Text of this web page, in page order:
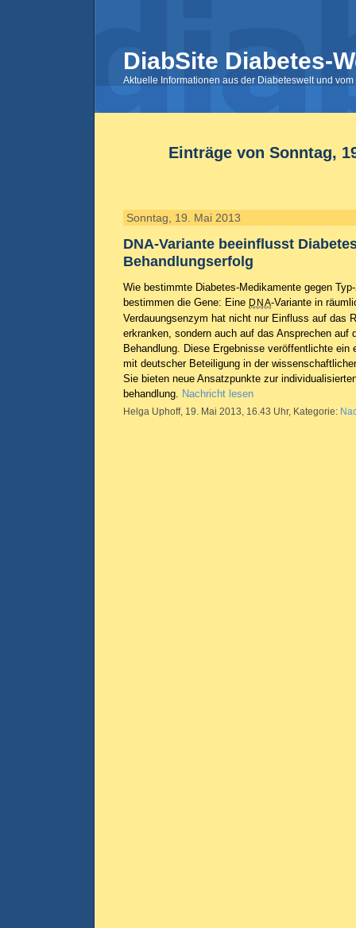
DiabSite Diabetes-
Aktuelle Informationen aus der Diabeteswelt und
Einträge von Sonntag,
Sonntag, 19. Mai 2013
DNA-Variante beeinflusst
Behandlungserfolg
Wie bestimmte Diabetes-Medikamente gegen
bestimmen die Gene: Eine DNA-Variante in
Verdauungsenzym hat nicht nur Einfluss auf das
erkranken, sondern auch auf das Ansprechen auf
Behandlung. Diese Ergebnisse veröffentlichte ein
mit deutscher Beteiligung in der
Sie bieten neue Ansatzpunkte zur
behandlung. Nachricht lesen
Helga Uphoff, 19. Mai 2013, 16.43 Uhr, Kategorie: